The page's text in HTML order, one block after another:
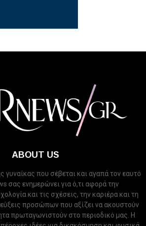
ABOUT US
γυναίκας που σέβεται και αγαπά τον εαυτό
σας ενημερώνει για ό,τι αφορά την
και τις σχέσεις, την καριέρα και τη
προσώπων που αξίζει να ακουστούν
πρωταγωνιστούν στο περιοδικό μας. Η